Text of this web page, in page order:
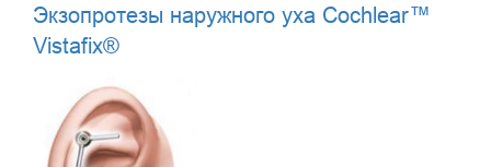
Экзопротезы наружного уха Cochlear™
Vistafix®